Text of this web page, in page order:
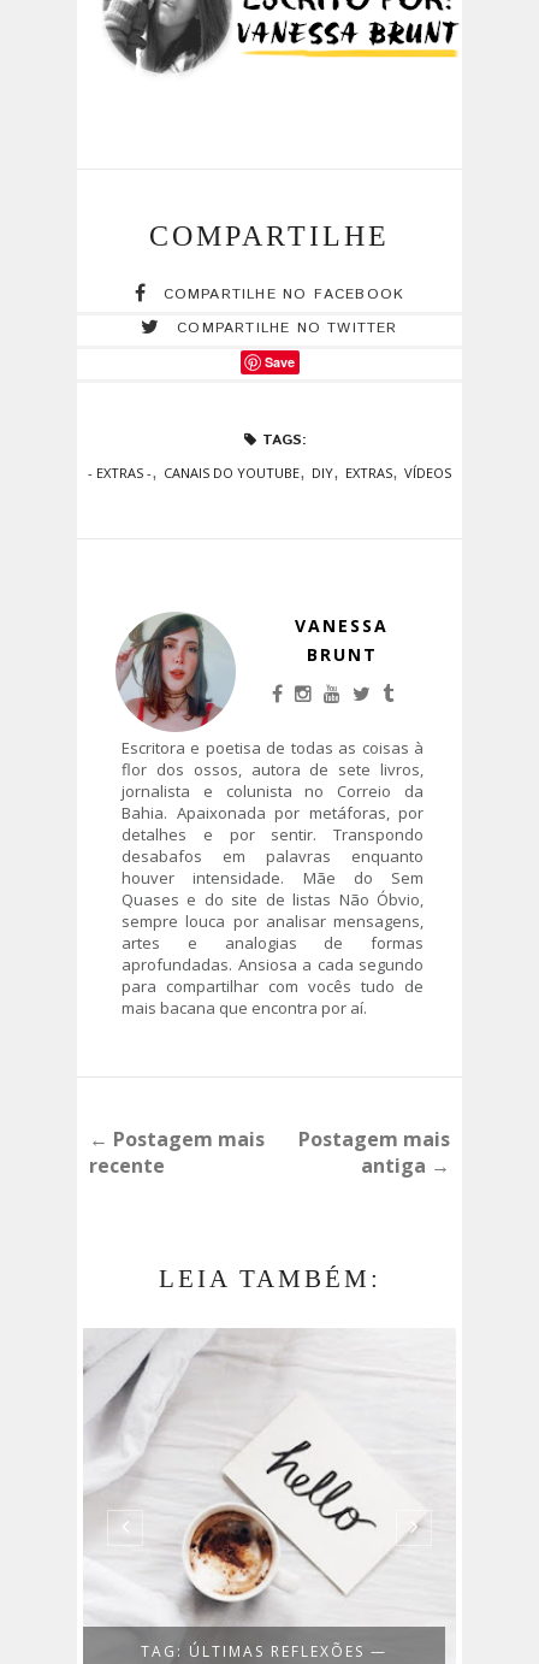
COMPARTILHE
COMPARTILHE NO FACEBOOK
COMPARTILHE NO TWITTER
Save
TAGS:
- EXTRAS -, CANAIS DO YOUTUBE, DIY, EXTRAS, VÍDEOS
VANESSA
BRUNT
Escritora e poetisa de todas as coisas à
flor dos ossos, autora de sete livros,
jornalista e colunista no Correio da
Bahia. Apaixonada por metáforas, por
detalhes e por sentir. Transpondo
desabafos em palavras enquanto
houver intensidade. Mãe do Sem
Quases e do site de listas Não Óbvio,
sempre louca por analisar mensagens,
artes e analogias de formas
aprofundadas. Ansiosa a cada segundo
para compartilhar com vocês tudo de
mais bacana que encontra por aí.
← Postagem mais
recente
Postagem mais
antiga →
LEIA TAMBÉM:
TAG: ÚLTIMAS REFLEXÕES —